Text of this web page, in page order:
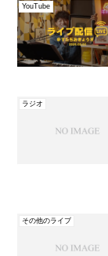
YouTube
ラジオ
その他のライブ